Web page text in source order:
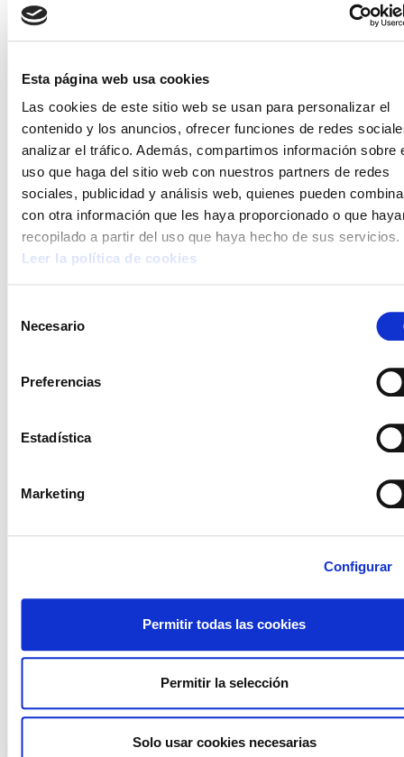
Esta página web usa cookies
Las cookies de este sitio web se usan para personalizar el
contenido y los anuncios, ofrecer funciones de redes
analizar el tráfico. Además, compartimos información sobre
uso que haga del sitio web con nuestros partners de redes
sociales, publicidad y análisis web, quienes pueden
con otra información que les haya proporcionado o que
recopilado a partir del uso que haya hecho de sus servicios.
Leer la política de cookies
Necesario
Preferencias
Estadística
Marketing
Configurar
Permitir todas las cookies
Permitir la selección
Solo usar cookies necesarias
ELA protesta por las condiciones laborales
LIMPIEZA HOSPITAL DONOSTIA (OPTIMA)
Los juzgados dan la razón a ELA y condenan a la